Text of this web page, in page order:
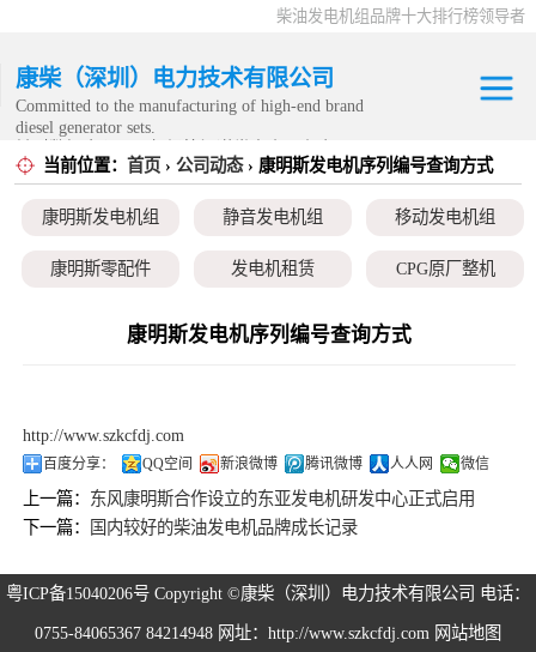
柴油发电机组品牌十大排行榜领导者
康柴（深圳）电力技术有限公司
Committed to the manufacturing of high-end brand
diesel generator sets.
务范围内。
当前位置： 首页 › 公司动态› 康明斯发电机序列编号查询方式
康明斯发电机组 静音发电机组 移动发电机组
康明斯零配件 发电机租赁 CPG原厂整机
康明斯发电机序列编号查询方式
http://www.szkcfdj.com
百度分享： QQ空间 新浪微博 腾讯微博 人人网 微信
上一篇： 东风康明斯合作设立的东亚发电机研发中心正式启用
下一篇：
国内较好的柴油发电机品牌成长记录
粤ICP备15040206号 Copyright ©康柴（深圳）电力技术有限公司 电话：
0755-84065367 84214948 网址：http://www.szkcfdj.com 网站地图
康明斯发电机组
静音发电机组
康明斯零配件
CPG原厂整机